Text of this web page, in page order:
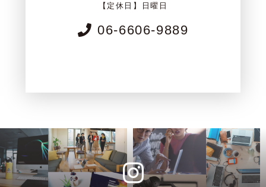
【定休日】日曜日
06-6606-9889